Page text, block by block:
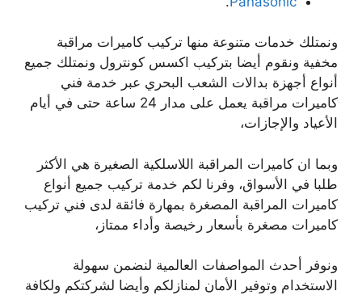
ونمتلك خدمات متنوعة منها تركيب كاميرات مراقبة
مخفية ونقوم أيضا بتركيب اكسس كونترول ونمتلك جميع
أنواع أجهزة بدالات الشعب البحري عبر خدمة فني
كاميرات مراقبة يعمل على مدار 24 ساعة حتى في أيام
الأعياد والإجازات،
وبما ان كاميرات المراقبة اللاسلكية الصغيرة هي الأكثر
طلبا في الأسواق، وفرنا لكم خدمة تركيب جميع أنواع
كاميرات المراقبة المصغرة بمهارة فائقة لدى فني تركيب
كاميرات مصغرة بأسعار رخيصة وأداء ممتاز،
ونوفر أحدث المواصفات العالمية لنضمن سهولة
الاستخدام وتوفير الأمان لمنازلكم وأيضا لشركتكم ولكافة